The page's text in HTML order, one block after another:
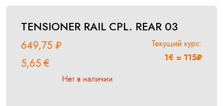
TENSIONER RAIL CPL. REAR 03
649,75 ₽
5,65€
Текущий курс:
1€ = 115₽
Нет в наличии